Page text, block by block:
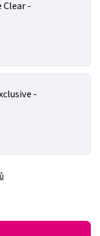
Clear -
-